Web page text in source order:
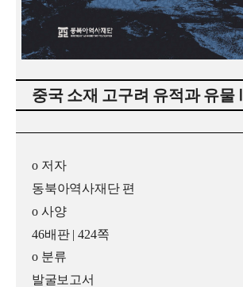
중국 소재 고구려 유적과 유물Ⅱ
o 저자
동북아역사재단 편
o사양
46배판| 424쪽
o 분류
발굴보고서